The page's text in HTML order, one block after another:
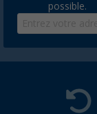
possible.